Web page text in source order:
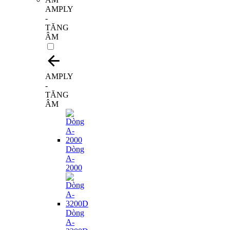
AMPLY
-
TĂNG
ÂM
AMPLY
-
TĂNG
ÂM
Dòng
A-
2000
Dòng
A-